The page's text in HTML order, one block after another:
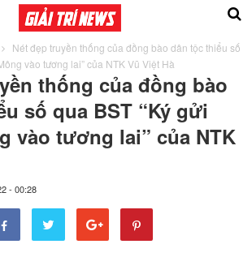
Nét đẹp truyền thống của đồng bào dân tộc thiểu số
vào tương lai” của NTK Vũ Việt Hà
thống của đồng bào
số qua BST “Ký gửi
vào tương lai” của NTK
- 00:28